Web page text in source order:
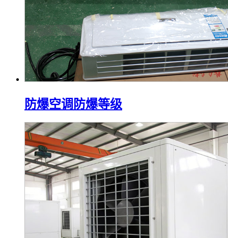
防爆空调防爆等级